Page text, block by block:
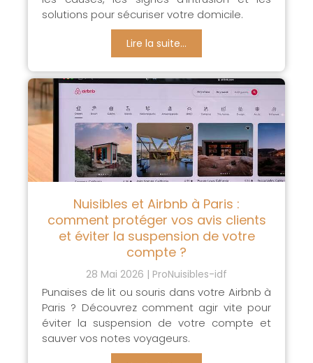
solutions pour sécuriser votre domicile.
Lire la suite...
Nuisibles et Airbnb à Paris :
comment protéger vos avis clients
et éviter la suspension de votre
compte ?
28 Mai 2026 ProNuisibles-idf
Punaises de lit ou souris dans votre Airbnb à
Paris ? Découvrez comment agir vite pour
éviter la suspension de votre compte et
sauver vos notes voyageurs.